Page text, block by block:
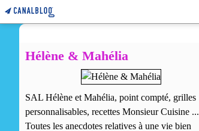
Hélène & Mahélia
SAL Hélène et Mahélia, point compté, grilles
personnalisables, recettes Monsieur Cuisine ...
Toutes les anecdotes relatives à une vie bien